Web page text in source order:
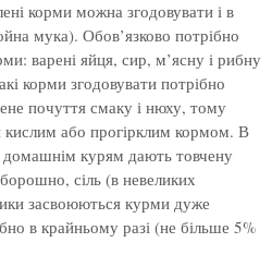
корми можна згодовувати і в
мука). Обов’язково потрібно
варені яйця, сир, м’ясну і рибну
корми згодовувати потрібно
почуття смаку і нюху, тому
кислим або прогірклим кормом. В
домашнім курям дають товчену
сіль (в невеликих
засвоюються курми дуже
в крайньому разі (не більше 5%